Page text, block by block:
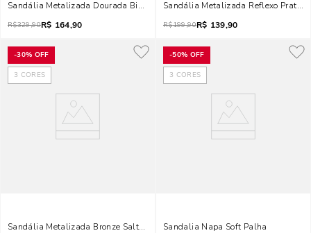
Sandália Metalizada Dourada Bico Folha Salto Fino
R$329,90R$ 164,90
Sandália Metalizada Reflexo Prata
R$199,90R$ 139,90
-30% OFF
3 CORES
Sandália Metalizada Bronze Salto Grosso Bico Redondo
-50% OFF
3 CORES
Sandalia Napa Soft Palha